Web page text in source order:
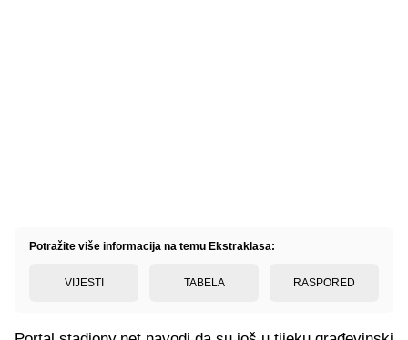
Potražite više informacija na temu Ekstraklasa:
VIJESTI TABELA RASPORED